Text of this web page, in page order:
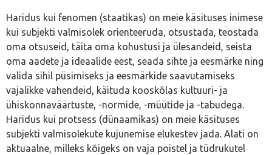
Haridus kui fenomen (staatikas) on meie käsituses inimese
kui subjekti valmisolek orienteeruda, otsustada, teostada
oma otsuseid, täita oma kohustusi ja ülesandeid, seista
oma aadete ja ideaalide eest, seada sihte ja eesmärke ning
valida sihil püsimiseks ja eesmärkide saavutamiseks
vajalikke vahendeid, käituda kooskõlas kultuuri- ja
ühiskonnaväärtuste, -normide, -müütide ja -tabudega.
Haridus kui protsess (dünaamikas) on meie käsituses
subjekti valmisolekute kujunemise elukestev jada. Alati on
aktuaalne, milleks kõigeks on vaja poistel ja tüdrukutel